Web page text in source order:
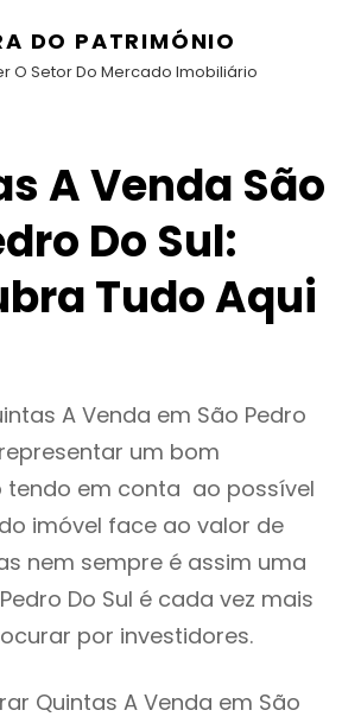
DO PATRIMÓNIO
O Setor Do Mercado Imobiliário
A Venda São
Do Sul:
Tudo Aqui
A Venda em São Pedro
um bom
tendo em conta ao possível
imóvel face ao valor de
nem sempre é assim uma
Do Sul é cada vez mais
por investidores.
Quintas A Venda em São